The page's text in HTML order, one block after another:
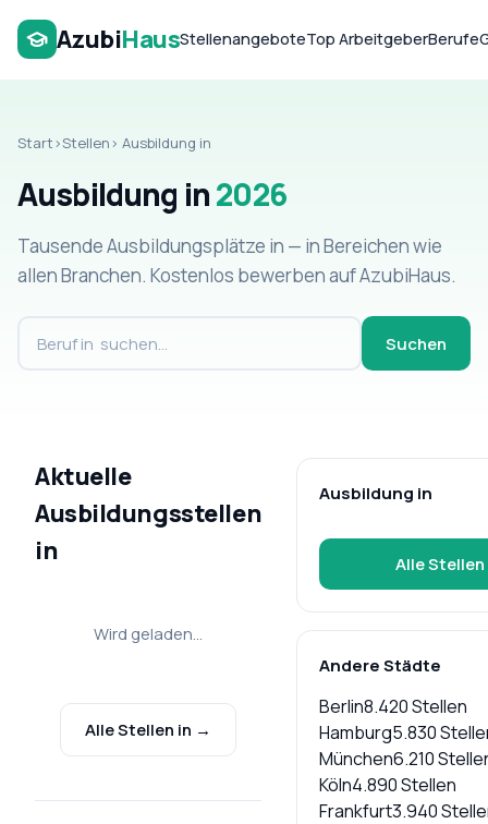
AzubiHausStellenangeboteTop ArbeitgeberBerufe
Start›Stellen› Ausbildung in
Ausbildung in2026
TausendeAusbildungsplätze in — in Bereichen wie
allen Branchen. Kostenlos bewerben auf AzubiHaus.
Suchen
Aktuelle
Ausbildungsstellen
in
Wird geladen…
Alle Stellen in →
Ausbildung in
Alle Stellen
Andere Städte
Berlin8.420Stellen
Hamburg5.830
München6.210
Köln4.890Stellen
Frankfurt3.940